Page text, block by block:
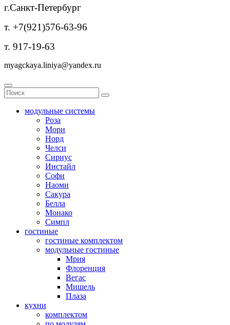
г.Санкт-Петербург
т. +7(921)576-63-96
т. 917-19-63
myagckaya.liniya@yandex.ru
модульные системы
Роза
Мори
Норд
Челси
Сириус
Инстайл
Софи
Наоми
Сакура
Белла
Монако
Симпл
гостиные
гостиные комплектом
модульные гостиные
Мрия
Флоренция
Вегас
Мишель
Плаза
кухни
комплектом